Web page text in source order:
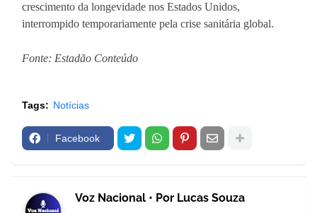
crescimento da longevidade nos Estados Unidos,
interrompido temporariamente pela crise sanitária global.
Fonte: Estadão Conteúdo
Tags: Notícias
Facebook
Voz Nacional • Por Lucas Souza